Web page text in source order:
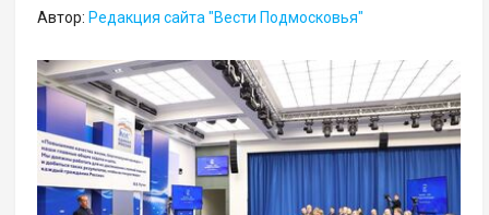
Автор: Редакция сайта "Вести Подмосковья"